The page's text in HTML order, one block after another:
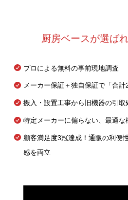
厨房ベースが選ば
プロによる無料の事前現地調査
メーカー保証＋独自保証で「合計
搬入・設置工事から旧機器の引取
特定メーカーに偏らない、最適な
顧客満足度3冠達成！通販の利便
感を両立